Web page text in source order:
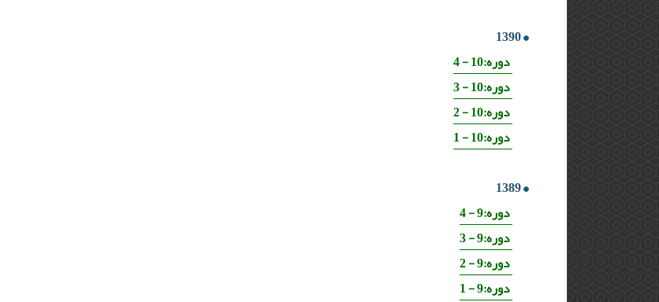
1390
دوره:10 - 4
دوره:10 - 3
دوره:10 - 2
دوره:10 - 1
1389
دوره:9 - 4
دوره:9 - 3
دوره:9 - 2
دوره:9 - 1